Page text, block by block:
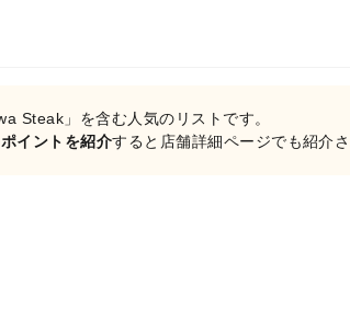
Steak」を含む人気のリストです。
イントを紹介すると店舗詳細ページでも紹介さ